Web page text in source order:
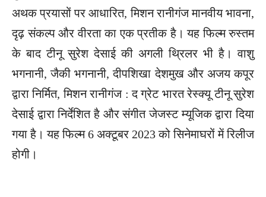
अथक प्रयासों पर आधारित, मिशन रानीगंज मानवीय भावना,
दृढ़ संकल्प और वीरता का एक प्रतीक है। यह फिल्म रुस्तम
के बाद टीनू सुरेश देसाई की अगली थ्रिलर भी है। वाशु
भगनानी, जैकी भगनानी, दीपशिखा देशमुख और अजय कपूर
द्वारा निर्मित, मिशन रानीगंज : द ग्रेट भारत रेस्क्यू टीनू सुरेश
देसाई द्वारा निर्देशित है और संगीत जेजस्ट म्यूजिक द्वारा दिया
गया है। यह फिल्म 6 अक्टूबर 2023 को सिनेमाघरों में रिलीज
होगी।